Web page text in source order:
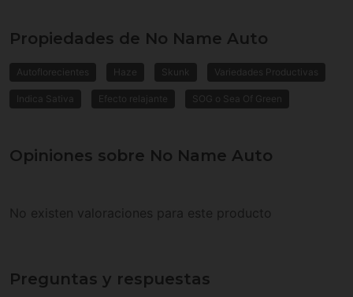
Propiedades de No Name Auto
Autoflorecientes Haze Skunk Variedades Productivas
Indica Sativa Efecto relajante SOG o Sea Of Green
Opiniones sobre No Name Auto
No existen valoraciones para este producto
Preguntas y respuestas